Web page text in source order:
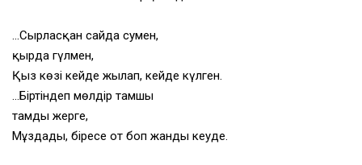
…Сырласқан сайда сумен,
қырда гүлмен,
Қыз көзі кейде жылап, кейде күлген.
…Біртіндеп мөлдір тамшы
тамды жерге,
Мұздады, біресе от боп жанды кеуде.